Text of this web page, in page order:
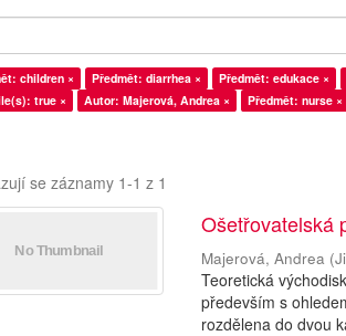
children × Předmět: diarrhea × Předmět: edukace ×
true ×
Autor: Majerová, Andrea × Předmět: nurse ×
se záznamy 1-1 z 1
Ošetřovatelská
Majerová, Andrea (
Teoretická
především s
rozdělena do dvou